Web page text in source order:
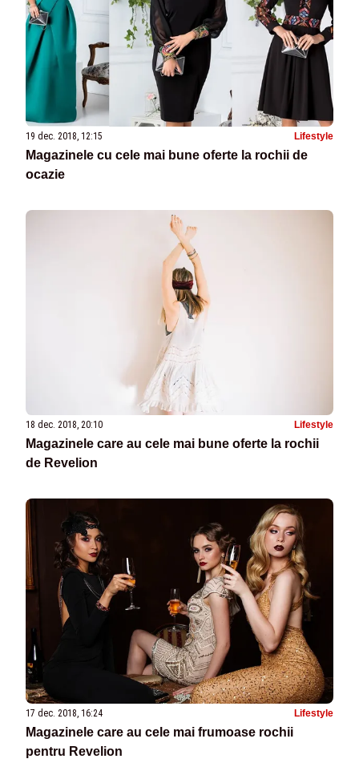
19 dec. 2018, 12:15 Lifestyle
Magazinele cu cele mai bune oferte la rochii de
ocazie
18 dec. 2018, 20:10 Lifestyle
Magazinele care au cele mai bune oferte la rochii
de Revelion
17 dec. 2018, 16:24 Lifestyle
Magazinele care au cele mai frumoase rochii
pentru Revelion